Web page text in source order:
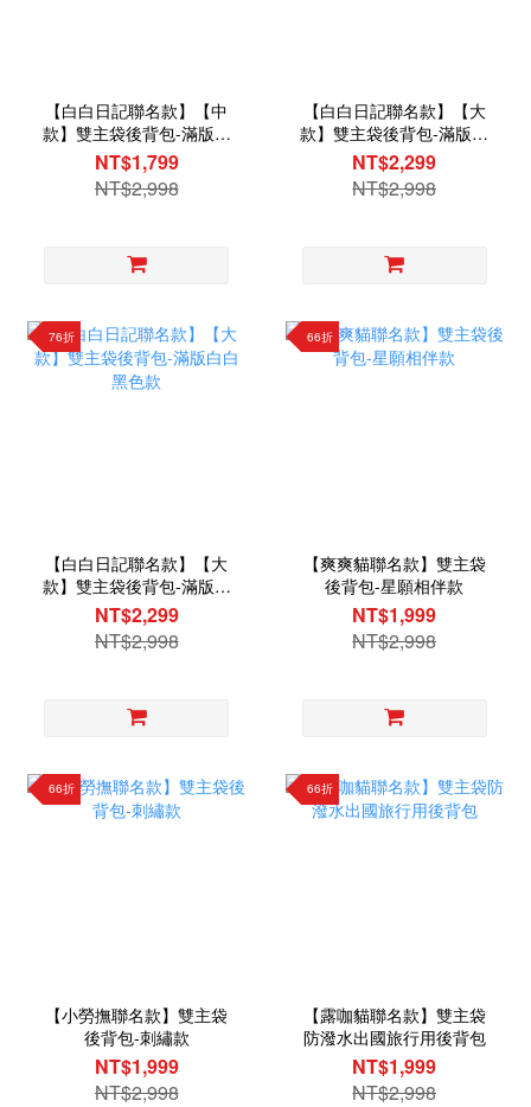
【白白日記聯名款】【中
款】雙主袋後背包-滿版白
白黑色款
NT$1,799
NT$2,998
【白白日記聯名款】【大
款】雙主袋後背包-滿版白
白灰色款
NT$2,299
NT$2,998
76折
【白白日記聯名款】【大
款】雙主袋後背包-滿版白
白黑色款
NT$2,299
NT$2,998
66折
【爽爽貓聯名款】雙主袋
後背包-星願相伴款
NT$1,999
NT$2,998
66折
【小勞撫聯名款】雙主袋
後背包-刺繡款
NT$1,999
NT$2,998
66折
【露咖貓聯名款】雙主袋
防潑水出國旅行用後背包
NT$1,999
NT$2,998